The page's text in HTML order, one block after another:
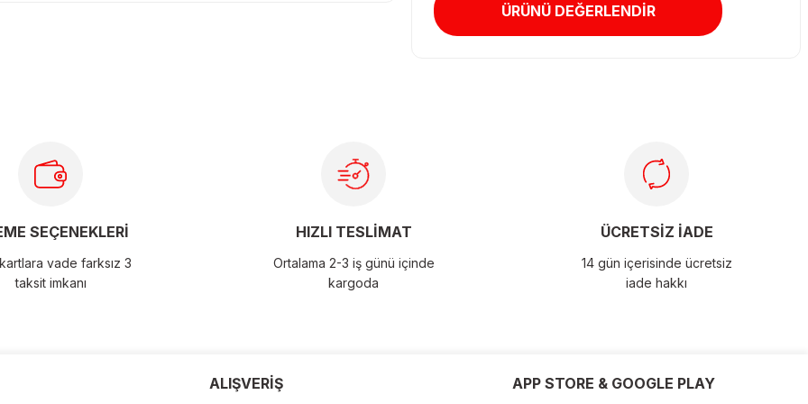
ÜRÜNÜ DEĞERLENDİR
SEÇENEKLERİ
vade farksız 3
taksit imkanı
HIZLI TESLİMAT
Ortalama 2-3 iş günü içinde
kargoda
ÜCRETSİZ İADE
14 gün içerisinde ücretsiz
iade hakkı
ALIŞVERİŞ APP STORE & GOOGLE PLAY